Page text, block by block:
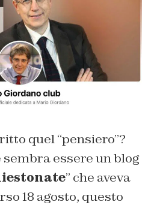
quel “pensiero”?
essere un blog
” che aveva
18 agosto, questo